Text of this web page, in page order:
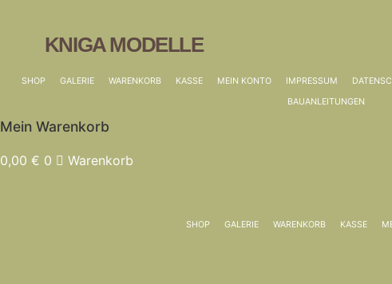
KNIGA MODELLE
SHOP GALERIE WARENKORB KASSE MEIN KONTO IMPRESSUM
BAUANLEITUNGEN
Mein Warenkorb
0,00 € 0 Warenkorb
SHOP GALERIE WARENKORB KASSE